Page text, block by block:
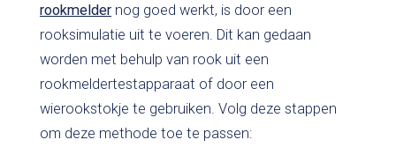
rookmelder nog goed werkt, is door een
rooksimulatie uit te voeren. Dit kan gedaan
worden met behulp van rook uit een
rookmeldertestapparaat of door een
wierookstokje te gebruiken. Volg deze stappen
om deze methode toe te passen: